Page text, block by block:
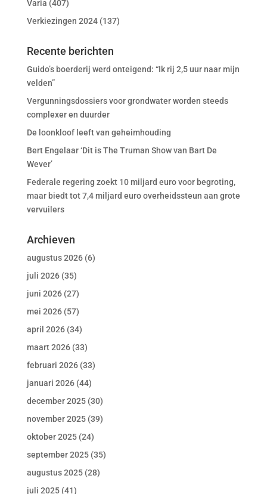
Varia (407)
Verkiezingen 2024(137)
Recente berichten
Guido’s boerderij werd onteigend: “Ik rij 2,5 uur naar mijn
velden”
Vergunningsdossiers voor grondwater worden steeds
complexer en duurder
De loonkloof leeft van geheimhouding
Bert Engelaar ‘Dit is The Truman Show van Bart De
Wever’
Federale regering zoekt 10 miljard euro voor begroting,
maar biedt tot 7,4 miljard euro overheidssteun aan grote
vervuilers
Archieven
augustus 2026(6)
juli 2026(35)
juni 2026(27)
mei 2026(57)
april 2026(34)
maart 2026(33)
februari 2026(33)
januari 2026(44)
december 2025(30)
november 2025(39)
oktober 2025(24)
september 2025(35)
augustus 2025(28)
juli 2025(41)